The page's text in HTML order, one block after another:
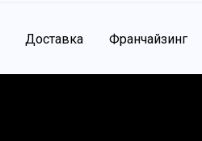
Доставка Франчайзинг